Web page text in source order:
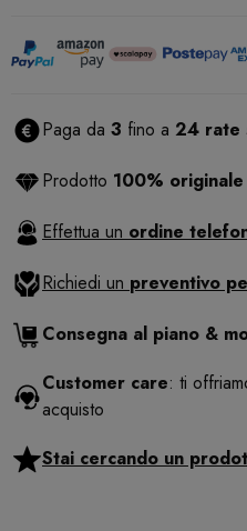
Paga da 3 fino a 24 rate
Prodotto 100% originale
Effettua un ordine
Richiedi un preventivo
Consegna al piano &
Customer care: ti
acquisto
Stai cercando un